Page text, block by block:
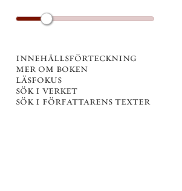
innehållsförteckning
mer om boken
läsfokus
sök i verket
sök i författarens texter